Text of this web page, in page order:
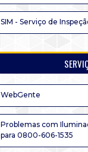
SIM - Serviço de
WebGente
Problemas com
para 0800-606-1535